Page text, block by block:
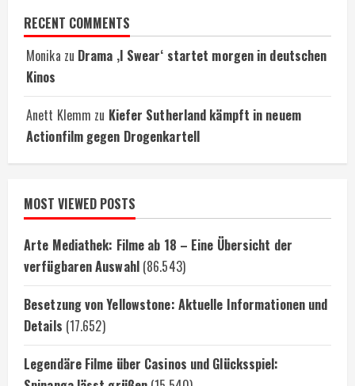
RECENT COMMENTS
Monika zu Drama ‚I Swear‘ startet morgen in deutschen
Kinos
Anett Klemm zu Kiefer Sutherland kämpft in neuem
Actionfilm gegen Drogenkartell
MOST VIEWED POSTS
Arte Mediathek: Filme ab 18 – Eine Übersicht der
verfügbaren Auswahl (86.543)
Besetzung von Yellowstone: Aktuelle Informationen und
Details (17.652)
Legendäre Filme über Casinos und Glücksspiel: